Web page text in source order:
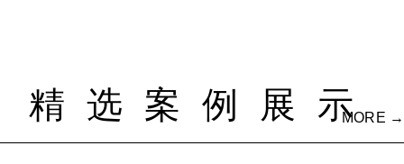
精选案例展示MORE →